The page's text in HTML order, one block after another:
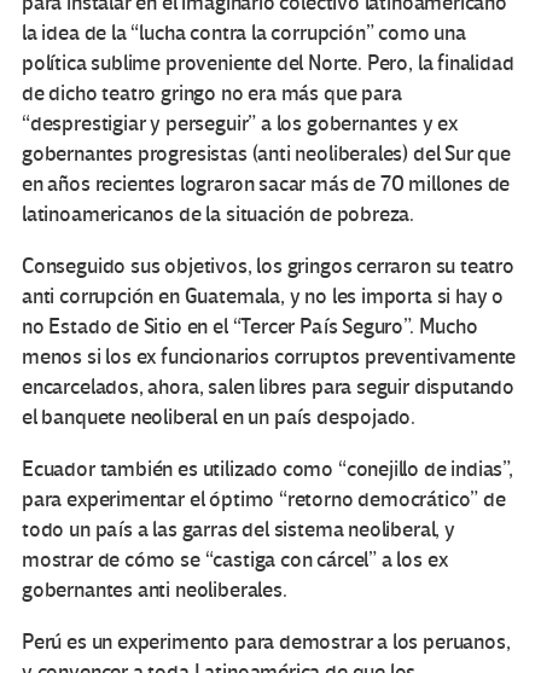
la idea de la “lucha contra la corrupción” como una
política sublime proveniente del Norte. Pero, la finalidad
de dicho teatro gringo no era más que para
“desprestigiar y perseguir” a los gobernantes y ex
gobernantes progresistas (anti neoliberales) del Sur que
en años recientes lograron sacar más de 70 millones de
latinoamericanos de la situación de pobreza.
Conseguido sus objetivos, los gringos cerraron su teatro
anti corrupción en Guatemala, y no les importa si hay o
no Estado de Sitio en el “Tercer País Seguro”. Mucho
menos si los ex funcionarios corruptos preventivamente
encarcelados, ahora, salen libres para seguir disputando
el banquete neoliberal en un país despojado.
Ecuador también es utilizado como “conejillo de indias”,
para experimentar el óptimo “retorno democrático” de
todo un país a las garras del sistema neoliberal, y
mostrar de cómo se “castiga con cárcel” a los ex
gobernantes anti neoliberales.
Perú es un experimento para demostrar a los peruanos,